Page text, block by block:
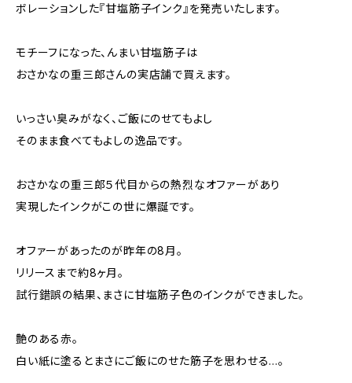
ボレーションした『甘塩筋子インク』を発売いたします。
モチーフになった、んまい甘塩筋子は
おさかなの重三郎さんの実店舗で買えます。
いっさい臭みがなく、ご飯にのせてもよし
そのまま食べてもよしの逸品です。
おさかなの重三郎５代目からの熱烈なオファーがあり
実現したインクがこの世に爆誕です。
オファーがあったのが昨年の8月。
リリースまで約8ヶ月。
試行錯誤の結果、まさに甘塩筋子色のインクができました。
艶のある赤。
白い紙に塗るとまさにご飯にのせた筋子を思わせる…。